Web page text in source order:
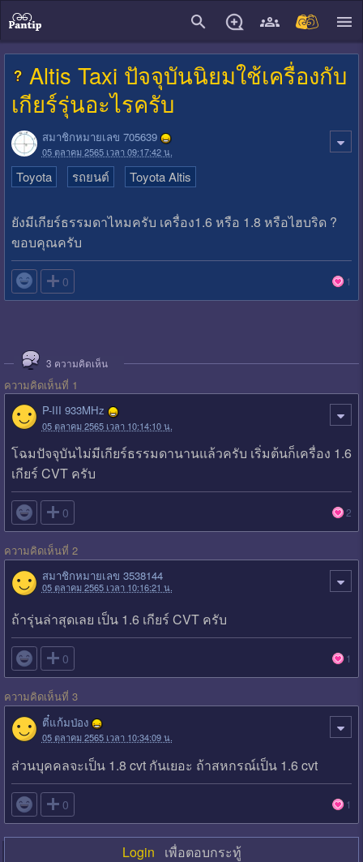
Altis Taxi ปัจจุบันนิยมใช้เครื่องกับ
เกียร์รุ่นอะไรครับ
สมาชิกหมายเลข 705639
05 ตุลาคม 2565 เวลา 09:17:42 น.
Toyota รถยนต์ Toyota Altis
ยังมีเกียร์ธรรมดาไหมครับ เครื่อง1.6 หรือ 1.8 หรือไฮบริด ?
ขอบคุณครับ
 0 1
3 ความคิดเห็น
ความคิดเห็นที่ 1
P-III 933MHz
05 ตุลาคม 2565 เวลา 10:14:10 น.
โฉมปัจจุบันไม่มีเกียร์ธรรมดานานแล้วครับ เริ่มต้นก็เครื่อง 1.6
เกียร์ CVT ครับ
 0 2
ความคิดเห็นที่ 2
สมาชิกหมายเลข 3538144
05 ตุลาคม 2565 เวลา 10:16:21 น.
ถ้ารุ่นล่าสุดเลย เป็น 1.6 เกียร์ CVT ครับ
 0 1
ความคิดเห็นที่ 3
ตี๋แก้มป่อง
05 ตุลาคม 2565 เวลา 10:34:09 น.
ส่วนบุคคลจะเป็น 1.8 cvt กันเยอะ ถ้าสหกรณ์เป็น 1.6 cvt
 0 1
Login เพื่อตอบกระทู้
close